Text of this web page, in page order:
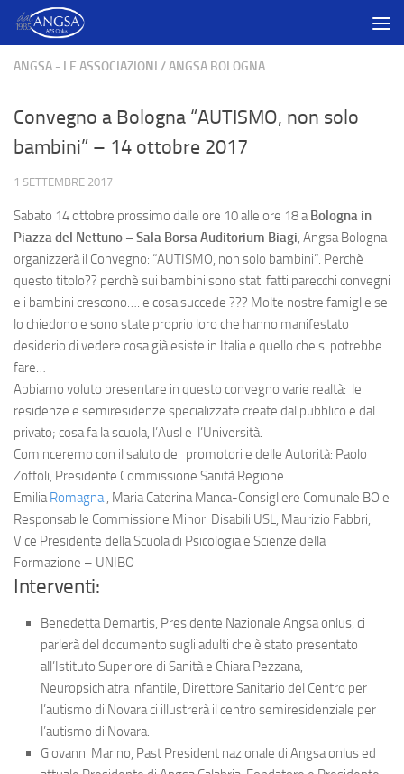
Salta al contenuto
ANGSA - LE ASSOCIAZIONI /ANGSA BOLOGNA
Convegno a Bologna “AUTISMO, non solo
bambini” – 14 ottobre 2017
1 SETTEMBRE 2017
Sabato 14 ottobre prossimo dalle ore 10 alle ore 18 aBologna in
Piazza del Nettuno – Sala Borsa Auditorium Biagi, Angsa Bologna
organizzerà il Convegno: “AUTISMO, non solo bambini”. Perchè
questo titolo?? perchè sui bambini sono stati fatti parecchi convegni
e i bambini crescono…. e cosa succede ??? Molte nostre famiglie se
lo chiedono e sono state proprio loro che hanno manifestato
desiderio di vedere cosa già esiste in Italia e quello che si potrebbe
fare…
Abbiamo voluto presentare in questo convegno varie realtà: le
residenze e semiresidenze specializzate create dal pubblico e dal
privato; cosa fa la scuola, l’Ausl e l’Università.
Cominceremo con il saluto dei promotori e delle Autorità: Paolo
Zoffoli, Presidente Commissione Sanità Regione
EmiliaRomagna, Maria Caterina Manca-Consigliere Comunale BO e
Responsabile Commissione Minori Disabili USL, Maurizio Fabbri,
Vice Presidente della Scuola di Psicologia e Scienze della
Formazione – UNIBO
Interventi:
Benedetta Demartis, Presidente Nazionale Angsa onlus, ci
parlerà del documento sugli adulti che è stato presentato
all’Istituto Superiore di Sanità e Chiara Pezzana,
Neuropsichiatra infantile, Direttore Sanitario del Centro per
l’autismo di Novara ci illustrerà il centro semiresidenziale per
l’autismo di Novara.
Giovanni Marino, Past President nazionale di Angsa onlus ed